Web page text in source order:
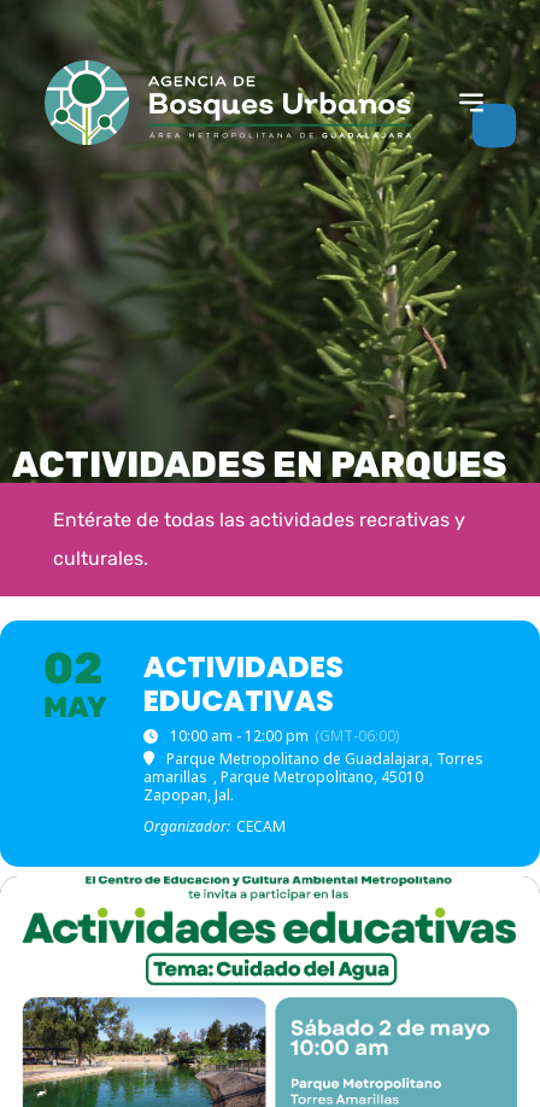
ACTIVIDADES EN PARQUES
Entérate de todas las actividades recrativas y
culturales.
02
MAY
ACTIVIDADES
EDUCATIVAS
10:00 am - 12:00 pm (GMT-06:00)
Parque Metropolitano de Guadalajara, Torres
amarillas , Parque Metropolitano, 45010
Zapopan, Jal.
Organizador: CECAM